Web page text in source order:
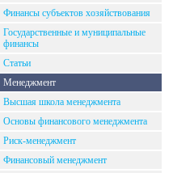
Финансы субъектов хозяйствования
Государственные и муниципальные
финансы
Статьи
Менеджмент
Высшая школа менеджмента
Основы финансового менеджмента
Риск-менеджмент
Финансовый менеджмент